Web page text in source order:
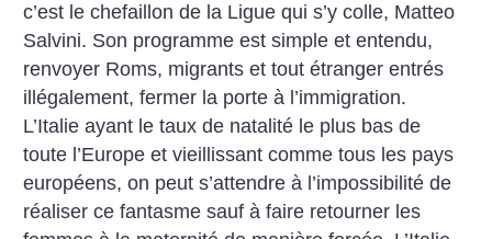
c’est le chefaillon de la Ligue qui s’y colle, Matteo
Salvini. Son programme est simple et entendu,
renvoyer Roms, migrants et tout étranger entrés
illégalement, fermer la porte à l’immigration.
L’Italie ayant le taux de natalité le plus bas de
toute l’Europe et vieillissant comme tous les pays
européens, on peut s’attendre à l’impossibilité de
réaliser ce fantasme sauf à faire retourner les